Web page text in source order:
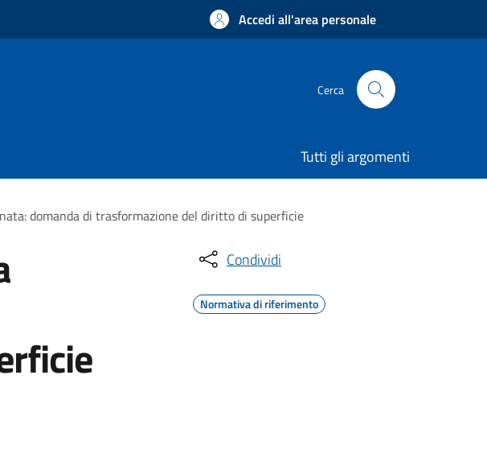
Accedi all'area personale
Cerca
Tutti gli argomenti
domanda di trasformazione del diritto di superficie
Condividi
Normativa di riferimento